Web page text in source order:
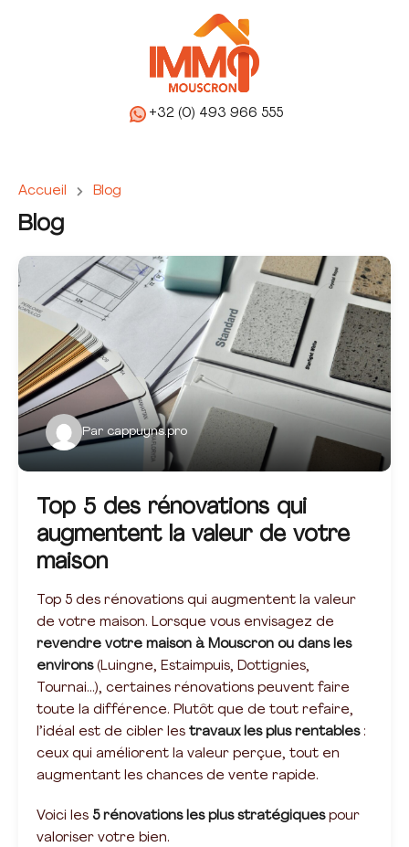
+32 (0) 493 966 555
Accueil Blog
Blog
Par cappuyns.pro
Top 5 des rénovations qui
augmentent la valeur de votre
maison
Top 5 des rénovations qui augmentent la valeur
de votre maison. Lorsque vous envisagez de
revendre votre maison à Mouscron ou dans les
environs(Luingne, Estaimpuis, Dottignies,
Tournai…), certaines rénovations peuvent faire
toute la différence. Plutôt que de tout refaire,
l’idéal est de cibler les travaux les plus rentables:
ceux qui améliorent la valeur perçue, tout en
augmentant les chances de vente rapide.
Voici les 5 rénovations les plus stratégiquespour
valoriser votre bien.